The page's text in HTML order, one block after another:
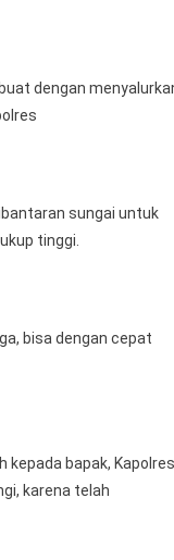
dengan
sungai untuk
tinggi.
bisa dengan cepat
kepada bapak, Kapolres
karena telah